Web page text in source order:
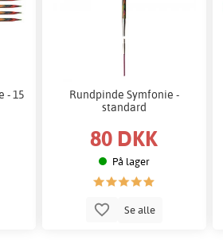
- 15
Rundpinde Symfonie -
standard
80 DKK
På lager
Se alle